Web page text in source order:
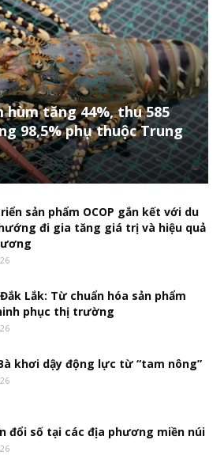
tăng 44%, thu 585
98,5% phụ thuộc Trung
sản phẩm OCOP gắn kết với du
đi gia tăng giá trị và hiệu quả
Đắk Lắk: Từ chuẩn hóa sản phẩm
phục thị trường
khơi dậy động lực từ “tam nông”
đổi số tại các địa phương miền núi